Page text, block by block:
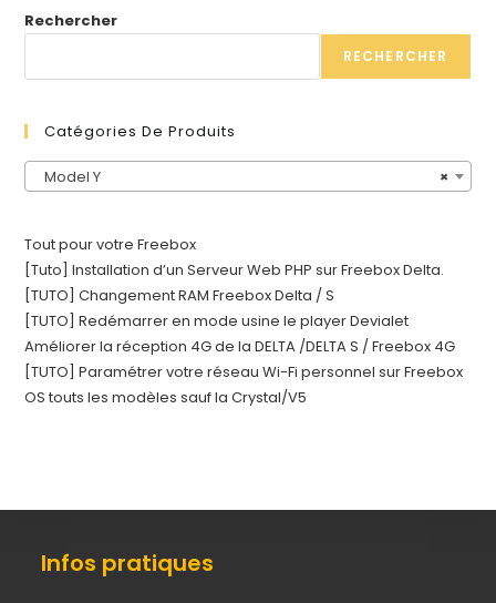
Rechercher
RECHERCHER
Catégories De Produits
×
Model Y
Tout pour votre Freebox
[Tuto] Installation d’un Serveur Web PHP sur Freebox Delta.
[TUTO] Changement RAM Freebox Delta / S
[TUTO] Redémarrer en mode usine le player Devialet
Améliorer la réception 4G de la DELTA /DELTA S / Freebox 4G
[TUTO] Paramétrer votre réseau Wi-Fi personnel sur Freebox
OS touts les modèles sauf la Crystal/V5
Infos pratiques